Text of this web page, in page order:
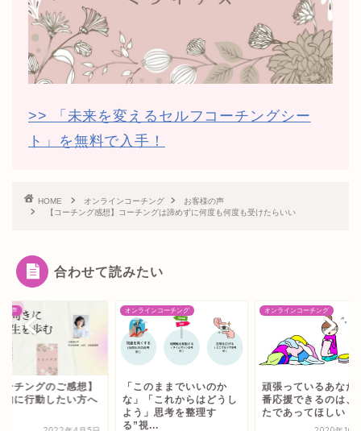
>> 「未来を変えるセルフコーチングシー
ト」を無料で入手！
HOME オンラインコーチング
お客様の声
【コーチング感想】コーチングは諦めずに何度も何度も受けたらいい
合わせて読みたい
の声
ーチングのご感想】
的に行動したい方へ
オンラインコーチング
「このままでいいのか
な」「これからはどうし
よう」思考を整理す
る”視...
オンラインコーチング
頑張っているあなた
番応援できるのは、
たであってほしい！